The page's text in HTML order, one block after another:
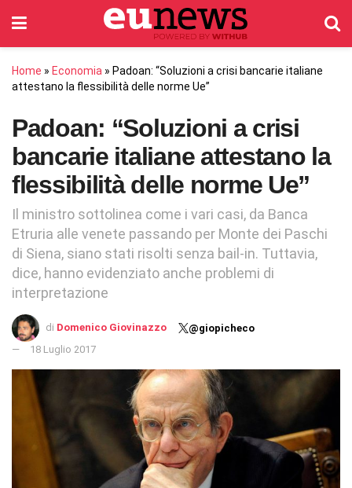
Home » Economia » Padoan: “Soluzioni a crisi bancarie italiane
attestano la flessibilità delle norme Ue”
Padoan: “Soluzioni a crisi
bancarie italiane attestano la
flessibilità delle norme Ue”
Il ministro sottolinea come i vari casi, da Banca
Etruria alle venete passando per Monte dei Paschi
di Siena, siano stati risolti senza bail-in. Tuttavia,
dice, hanno evidenziato anche problemi di
interpretazione
di Domenico Giovinazzo
@giopicheco
18 Luglio 2017